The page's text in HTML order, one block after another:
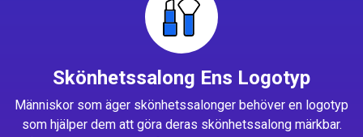
Skönhetssalong Ens Logotyp
Människor som äger skönhetssalonger behöver en logotyp
som hjälper dem att göra deras skönhetssalong märkbar.